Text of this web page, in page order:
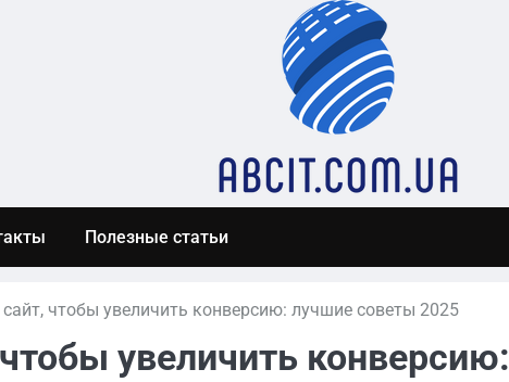
Полезные статьи
чтобы увеличить конверсию: лучшие советы 2025
увеличить конверсию: